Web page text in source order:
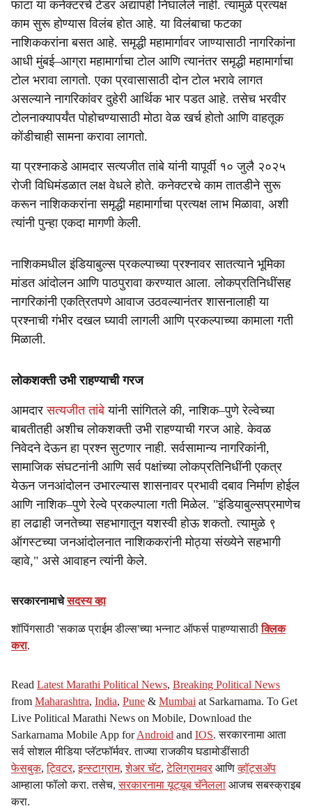
फाटा या कनेक्टरचे टेंडर अद्यापही निघालेले नाही. त्यामुळे प्रत्यक्ष
काम सुरू होण्यास विलंब होत आहे. या विलंबाचा फटका
नाशिककरांना बसत आहे. समृद्धी महामार्गावर जाण्यासाठी नागरिकांना
आधी मुंबई–आग्रा महामार्गाचा टोल आणि त्यानंतर समृद्धी महामार्गाचा
टोल भरावा लागतो. एका प्रवासासाठी दोन टोल भरावे लागत
असल्याने नागरिकांवर दुहेरी आर्थिक भार पडत आहे. तसेच भरवीर
टोलनाक्यापर्यंत पोहोचण्यासाठी मोठा वेळ खर्च होतो आणि वाहतूक
कोंडीचाही सामना करावा लागतो.
या प्रश्नाकडे आमदार सत्यजीत तांबे यांनी यापूर्वी १० जुलै २०२५
रोजी विधिमंडळात लक्ष वेधले होते. कनेक्टरचे काम तातडीने सुरू
करून नाशिककरांना समृद्धी महामार्गाचा प्रत्यक्ष लाभ मिळावा, अशी
त्यांनी पुन्हा एकदा मागणी केली.
नाशिकमधील इंडियाबुल्स प्रकल्पाच्या प्रश्नावर सातत्याने भूमिका
मांडत आंदोलन आणि पाठपुरावा करण्यात आला. लोकप्रतिनिधींसह
नागरिकांनी एकत्रितपणे आवाज उठवल्यानंतर शासनालाही या
प्रश्नाची गंभीर दखल घ्यावी लागली आणि प्रकल्पाच्या कामाला गती
मिळाली.
लोकशक्ती उभी राहण्याची गरज
आमदारसत्यजीत तांबेयांनी सांगितले की, नाशिक–पुणे रेल्वेच्या
बाबतीतही अशीच लोकशक्ती उभी राहण्याची गरज आहे. केवळ
निवेदने देऊन हा प्रश्न सुटणार नाही. सर्वसामान्य नागरिकांनी,
सामाजिक संघटनांनी आणि सर्व पक्षांच्या लोकप्रतिनिधींनी एकत्र
येऊन जनआंदोलन उभारल्यास शासनावर प्रभावी दबाव निर्माण होईल
आणि नाशिक–पुणे रेल्वे प्रकल्पाला गती मिळेल. "इंडियाबुल्सप्रमाणेच
हा लढाही जनतेच्या सहभागातून यशस्वी होऊ शकतो. त्यामुळे ९
ऑगस्टच्या जनआंदोलनात नाशिककरांनी मोठ्या संख्येने सहभागी
व्हावे," असे आवाहन त्यांनी केले.
सरकारनामाचेसदस्य व्हा
शॉपिंगसाठी 'सकाळ प्राईम डील्स'च्या भन्नाट ऑफर्स पाहण्यासाठीक्लिक
करा.
Read Latest Marathi Political News, Breaking Political News
from Maharashtra, India, Pune & Mumbai at Sarkarnama. To Get
Live Political Marathi News on Mobile, Download the
Sarkarnama Mobile App forAndroid and IOS. सरकारनामा आता
सर्व सोशल मीडिया प्लॅटफॉर्मवर. ताज्या राजकीय घडामोडींसाठी
फेसबुक,ट्विटर,इन्स्टाग्राम,शेअर चॅट,टेलिग्रामवर आणिव्हॉट्सॲप
आम्हाला फॉलो करा. तसेच,सरकारनामा यूट्यूब चॅनेलला आजच सबस्क्राइब
करा.